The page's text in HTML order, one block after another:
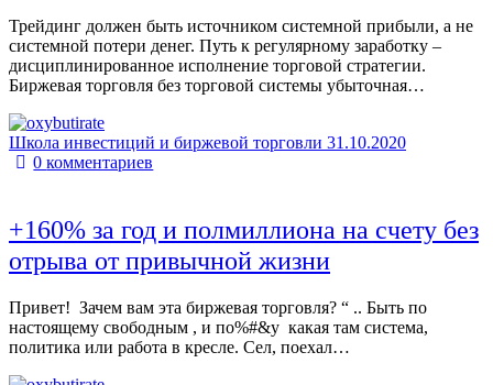
Трейдинг должен быть источником системной прибыли, а не
системной потери денег. Путь к регулярному заработку –
дисциплинированное исполнение торговой стратегии.
Биржевая торговля без торговой системы убыточная…
Школа инвестиций и биржевой торговли 31.10.2020
0комментариев
+160% за год и полмиллиона на счету без
отрыва от привычной жизни
Привет! Зачем вам эта биржевая торговля? “ .. Быть по
настоящему свободным , и по%#&у какая там система,
политика или работа в кресле. Сел, поехал…